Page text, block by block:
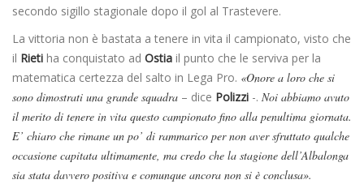
secondo sigillo stagionale dopo il gol al Trastevere.
La vittoria non è bastata a tenere in vita il campionato, visto che
il Rieti ha conquistato ad Ostia il punto che le serviva per la
matematica certezza del salto in Lega Pro. «Onore a loro che si
sono dimostrati una grande squadra – dice Polizzi -. Noi abbiamo avuto
il merito di tenere in vita questo campionato fino alla penultima giornata.
E’ chiaro che rimane un po’ di rammarico per non aver sfruttato qualche
occasione capitata ultimamente, ma credo che la stagione dell’Albalonga
sia stata davvero positiva e comunque ancora non si è conclusa».